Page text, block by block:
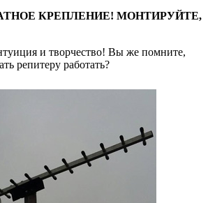
КРЕПЛЕНИЕ! МОНТИРУЙТЕ,
и творчество! Вы же помните,
репитеру работать?